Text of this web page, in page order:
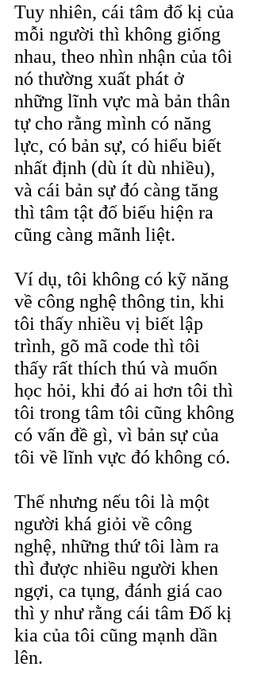
Tuy nhiên, cái tâm đố kị của
mỗi người thì không giống
nhau, theo nhìn nhận của tôi
nó thường xuất phát ở
những lĩnh vực mà bản thân
tự cho rằng mình có năng
lực, có bản sự, có hiểu biết
nhất định (dù ít dù nhiều),
và cái bản sự đó càng tăng
thì tâm tật đố biểu hiện ra
cũng càng mãnh liệt.
Ví dụ, tôi không có kỹ năng
về công nghệ thông tin, khi
tôi thấy nhiều vị biết lập
trình, gõ mã code thì tôi
thấy rất thích thú và muốn
học hỏi, khi đó ai hơn tôi thì
tôi trong tâm tôi cũng không
có vấn đề gì, vì bản sự của
tôi về lĩnh vực đó không có.
Thế nhưng nếu tôi là một
người khá giỏi về công
nghệ, những thứ tôi làm ra
thì được nhiều người khen
ngợi, ca tụng, đánh giá cao
thì y như rằng cái tâm Đố kị
kia của tôi cũng mạnh dần
lên.